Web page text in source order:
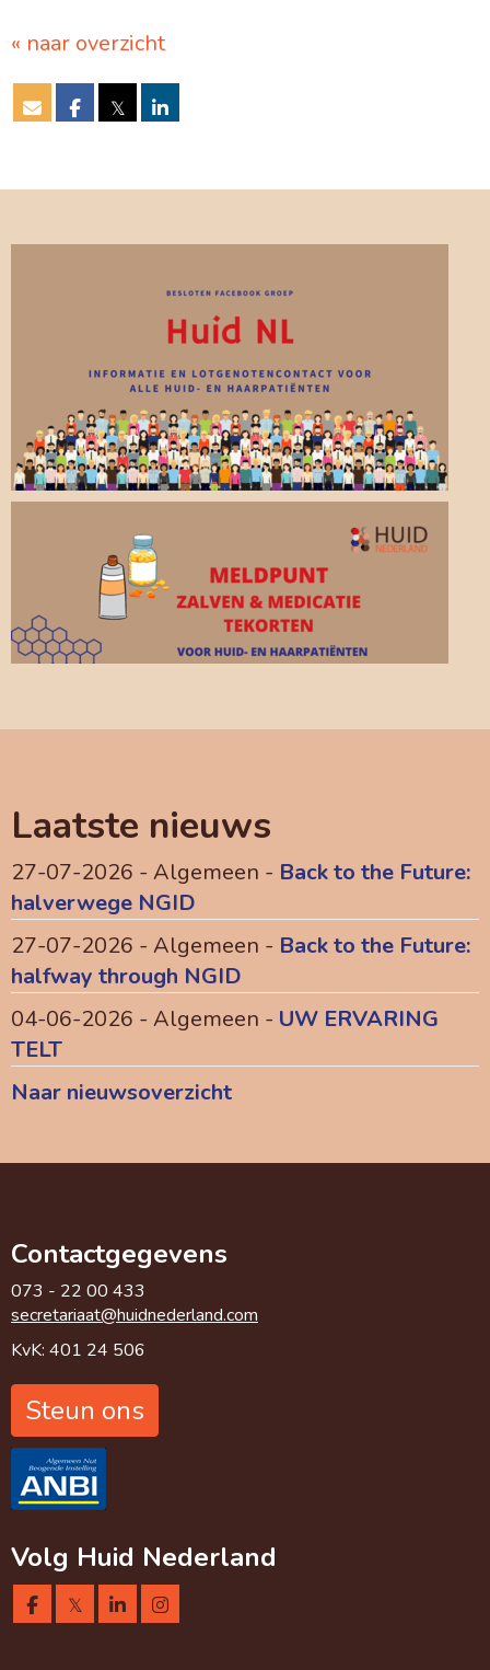
« naar overzicht
𝕏
Laatste nieuws
27-07-2026 - Algemeen - Back to the Future:
halverwege NGID
27-07-2026 - Algemeen - Back to the Future:
halfway through NGID
04-06-2026 - Algemeen - UW ERVARING
TELT
Naar nieuwsoverzicht
Contactgegevens
073 - 22 00 433
taairaterces@huidnederland.com
KvK: 401 24 506
Steun ons
Volg Huid Nederland
𝕏